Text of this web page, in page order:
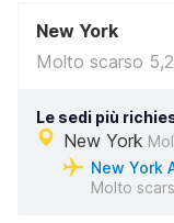
New York
Molto scarso
Le sedi più
New York
New York
Molto